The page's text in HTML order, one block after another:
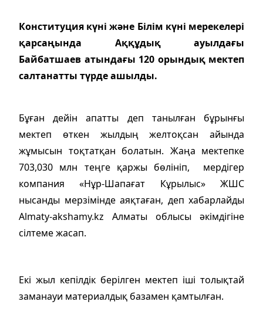
Конституция күні және Білім күні мерекелері
қарсаңында Аққұдық ауылдағы
Байбатшаев атындағы 120 орындық мектеп
салтанатты түрде ашылды.
Бұған дейін апатты деп танылған бұрынғы
мектеп өткен жылдың желтоқсан айында
жұмысын тоқтатқан болатын. Жаңа мектепке
703,030 млн теңге қаржы бөлініп, мердігер
компания «Нұр-Шапағат Кұрылыс» ЖШС
нысанды мерзімінде аяқтаған, деп хабарлайды
Almaty-akshamy.kz Алматы облысы әкімдігіне
сілтеме жасап.
Екі жыл кепілдік берілген мектеп іші толықтай
заманауи материалдық базамен қамтылған.